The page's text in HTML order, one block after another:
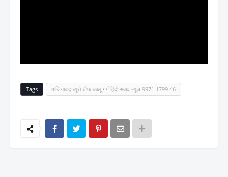
Tags गाजियाबाद ब्यूरो चीफ बबलू गर्ग हिंदी संवाद न्यूज़ 9971 1799 46